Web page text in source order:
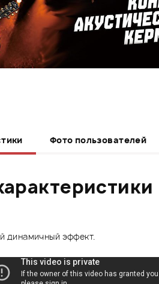
Фото пользователей
динамичный эффект.